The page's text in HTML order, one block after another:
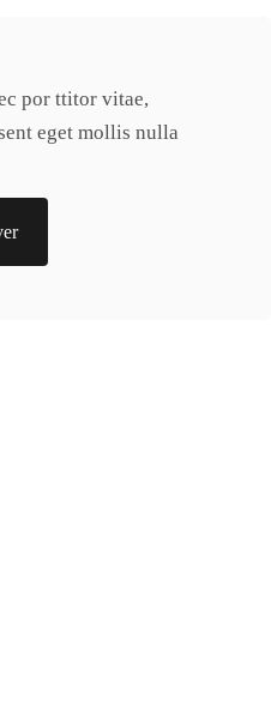
por ttitor vitae,
eget mollis nulla